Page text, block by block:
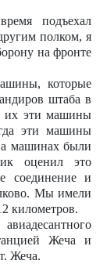
подъехал
полком, я
на фронте
которые
штаба в
их эти машины
эти машины
машинах были
оценил это
соединение и
Мы имели
километров.
Жеча и
Жеча.